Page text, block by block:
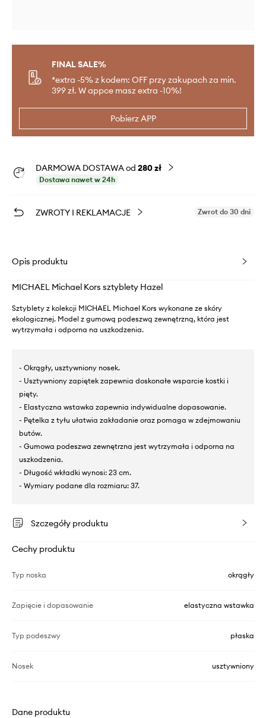
FINAL SALE%
*extra -5% z kodem: OFF przy zakupach za min.
399 zł. W appce masz extra -10%!
Pobierz APP
DARMOWA DOSTAWA od 280 zł
Dostawa nawet w 24h
ZWROTY I REKLAMACJE Zwrot do 30 dni
Opis produktu
MICHAEL Michael Kors sztyblety Hazel
Sztyblety z kolekcji MICHAEL Michael Kors wykonane ze skóry
ekologicznej. Model z gumową podeszwą zewnętrzną, która jest
wytrzymała i odporna na uszkodzenia.
- Okrągły, usztywniony nosek.
- Usztywniony zapiętek zapewnia doskonałe wsparcie kostki i
pięty.
- Elastyczna wstawka zapewnia indywidualne dopasowanie.
- Pętelka z tyłu ułatwia zakładanie oraz pomaga w zdejmowaniu
butów.
- Gumowa podeszwa zewnętrzna jest wytrzymała i odporna na
uszkodzenia.
- Długość wkładki wynosi: 23 cm.
- Wymiary podane dla rozmiaru: 37.
Szczegóły produktu
Cechy produktu
Typ noska okrągły
Zapięcie i dopasowanie elastyczna wstawka
Typ podeszwy płaska
Nosek usztywniony
Dane produktu